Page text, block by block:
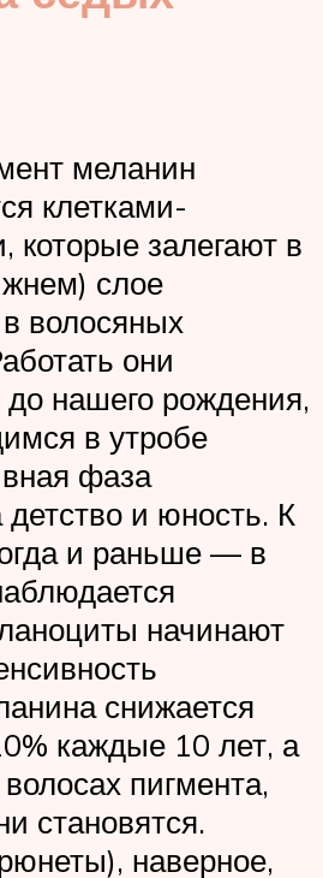
меланин
клетками-
которые залегают в
слое
волосяных
они
нашего рождения,
в утробе
фаза
детство и юность. К
и раньше — в
начинают
снижается
каждые 10 лет, а
пигмента,
становятся.
наверное,